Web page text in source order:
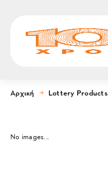
Αρχική Lottery Products
No images...